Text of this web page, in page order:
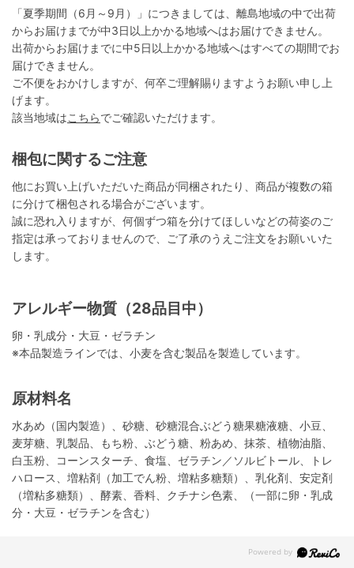
「夏季期間（6月～9月）」につきましては、離島地域の中で出荷
からお届けまでが中3日以上かかる地域へはお届けできません。
出荷からお届けまでに中5日以上かかる地域へはすべての期間でお
届けできません。
ご不便をおかけしますが、何卒ご理解賜りますようお願い申し上
げます。
該当地域はこちらでご確認いただけます。
梱包に関するご注意
他にお買い上げいただいた商品が同梱されたり、商品が複数の箱
に分けて梱包される場合がございます。
誠に恐れ入りますが、何個ずつ箱を分けてほしいなどの荷姿のご
指定は承っておりませんので、ご了承のうえご注文をお願いいた
します。
アレルギー物質（28品目中）
卵・乳成分・大豆・ゼラチン
※本品製造ラインでは、小麦を含む製品を製造しています。
原材料名
水あめ（国内製造）、砂糖、砂糖混合ぶどう糖果糖液糖、小豆、
麦芽糖、乳製品、もち粉、ぶどう糖、粉あめ、抹茶、植物油脂、
白玉粉、コーンスターチ、食塩、ゼラチン／ソルビトール、トレ
ハロース、増粘剤（加工でん粉、増粘多糖類）、乳化剤、安定剤
（増粘多糖類）、酵素、香料、クチナシ色素、（一部に卵・乳成
分・大豆・ゼラチンを含む）